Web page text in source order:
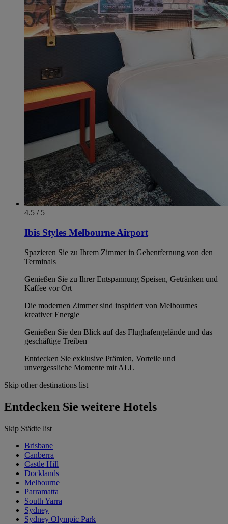
4.5 / 5
Ibis Styles Melbourne Airport
Spazieren Sie zu Ihrem Zimmer in Gehentfernung von den
Terminals
Genießen Sie zu Ihrer Entspannung Speisen, Getränken und
Kaffee vor Ort
Die modernen Zimmer sind inspiriert von Melbournes
kreativer Energie
Genießen Sie den Blick auf das Flughafengelände und das
geschäftige Treiben
Entdecken Sie exklusive Prämien, Vorteile und
unvergessliche Momente mit ALL
Skip other destinations list
Entdecken Sie weitere Hotels
Skip Städte list
Brisbane
Canberra
Castle Hill
Docklands
Melbourne
Parramatta
South Yarra
Sydney
Sydney Olympic Park